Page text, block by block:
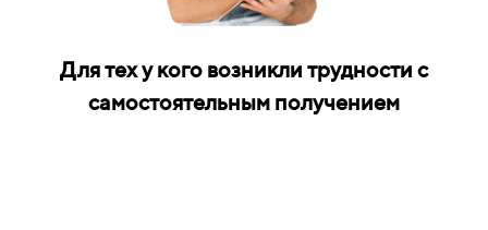
Для тех у кого возникли трудности с
самостоятельным получением